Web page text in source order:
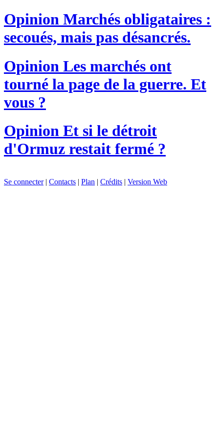
Opinion Marchés obligataires :
secoués, mais pas désancrés.
Opinion Les marchés ont
tourné la page de la guerre. Et
vous ?
Opinion Et si le détroit
d'Ormuz restait fermé ?
Se connecter| Contacts | Plan | Crédits | Version Web